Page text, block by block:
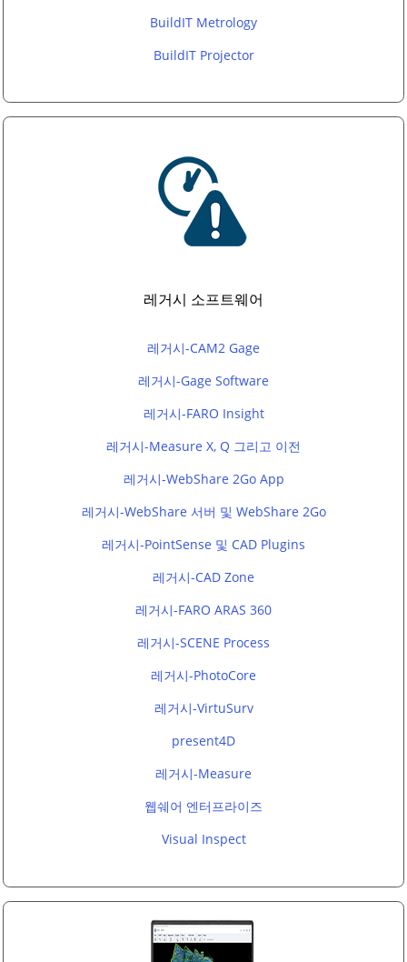
BuildIT Metrology
BuildIT Projector
레거시 소프트웨어
레거시-CAM2 Gage
레거시-Gage Software
레거시-FARO Insight
레거시-Measure X, Q 그리고 이전
레거시-WebShare 2Go App
레거시-WebShare 서버 및 WebShare 2Go
레거시-PointSense 및 CAD Plugins
레거시-CAD Zone
레거시-FARO ARAS 360
레거시-SCENE Process
레거시-PhotoCore
레거시-VirtuSurv
present4D
레거시-Measure
웹쉐어 엔터프라이즈
Visual Inspect